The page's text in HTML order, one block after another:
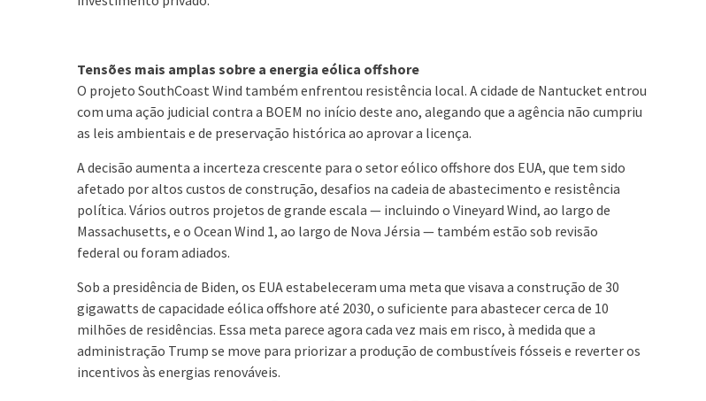
Tensões mais amplas sobre a energia eólica offshore
O projeto SouthCoast Wind também enfrentou resistência local. A cidade de Nantucket entrou
com uma ação judicial contra a BOEM no início deste ano, alegando que a agência não cumpriu
as leis ambientais e de preservação histórica ao aprovar a licença.
A decisão aumenta a incerteza crescente para o setor eólico offshore dos EUA, que tem sido
afetado por altos custos de construção, desafios na cadeia de abastecimento e resistência
política. Vários outros projetos de grande escala — incluindo o Vineyard Wind, ao largo de
Massachusetts, e o Ocean Wind 1, ao largo de Nova Jérsia — também estão sob revisão
federal ou foram adiados.
Sob a presidência de Biden, os EUA estabeleceram uma meta que visava a construção de 30
gigawatts de capacidade eólica offshore até 2030, o suficiente para abastecer cerca de 10
milhões de residências. Essa meta parece agora cada vez mais em risco, à medida que a
administração Trump se move para priorizar a produção de combustíveis fósseis e reverter os
incentivos às energias renováveis.